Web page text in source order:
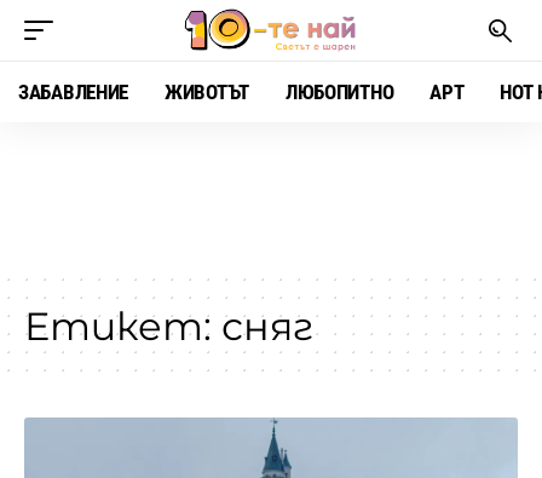
ЗАБАВЛЕНИЕ ЖИВОТЪТ ЛЮБОПИТНО АРТ HOT
Етикет: сняг